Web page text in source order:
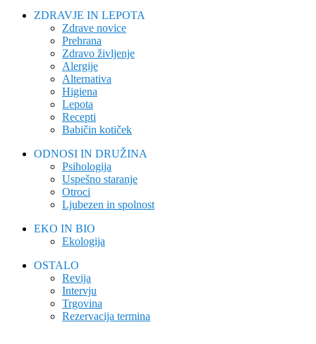
ZDRAVJE IN LEPOTA
Zdrave novice
Prehrana
Zdravo življenje
Alergije
Alternativa
Higiena
Lepota
Recepti
Babičin kotiček
ODNOSI IN DRUŽINA
Psihologija
Uspešno staranje
Otroci
Ljubezen in spolnost
EKO IN BIO
Ekologija
OSTALO
Revija
Intervju
Trgovina
Rezervacija termina